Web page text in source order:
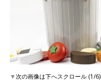
▼次の画像は下へスクロール (1/6)